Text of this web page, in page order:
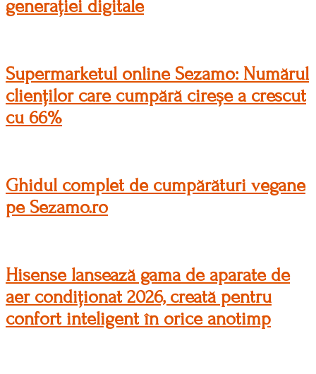
generației digitale
Supermarketul online Sezamo: Numărul
clienților care cumpără cireșe a crescut
cu 66%
Ghidul complet de cumpărături vegane
pe Sezamo.ro
Hisense lansează gama de aparate de
aer condiționat 2026, creată pentru
confort inteligent în orice anotimp